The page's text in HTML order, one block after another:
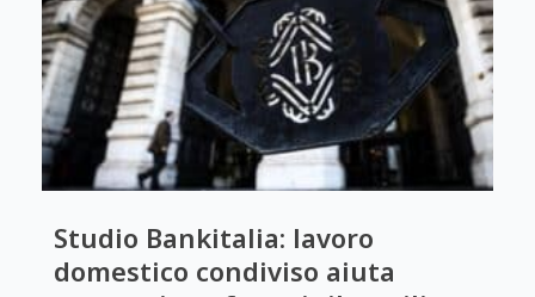
Studio Bankitalia: lavoro
domestico condiviso aiuta